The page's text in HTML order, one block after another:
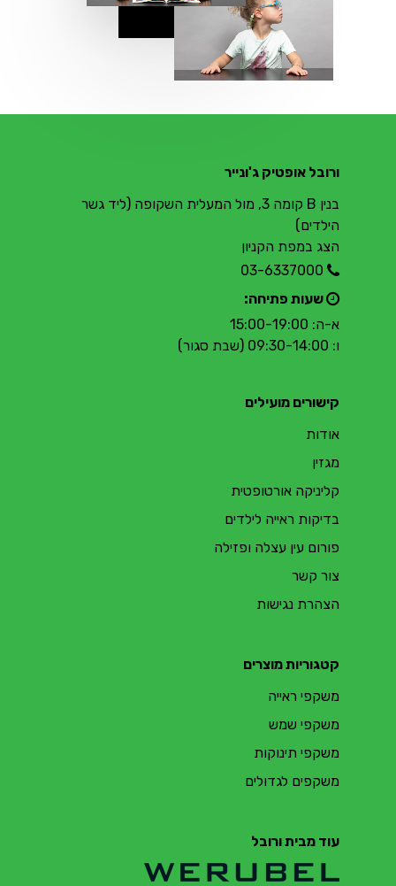
ורובל אופטיק ג'ונייר
בנין B קומה 3, מול המעלית השקופה (ליד גשר
הילדים)
הצג במפת הקניון
03-6337000
שעות פתיחה:
א-ה: 15:00-19:00
ו: 09:30-14:00 (שבת סגור)
קישורים מועילים
אודות
מגזין
קליניקה אורטופטית
בדיקות ראייה לילדים
פורום עין עצלה ופזילה
צור קשר
הצהרת נגישות
קטגוריות מוצרים
משקפי ראייה
משקפי שמש
משקפי תינוקות
משקפים לגדולים
עוד מבית ורובל